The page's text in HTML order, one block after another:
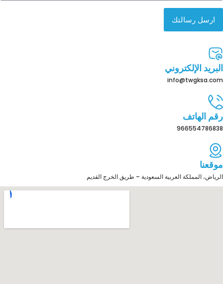
ارسل رسالتك
البريد الإلكتروني
info@twgksa.com
رقم الهاتف
966554786838
موقعنا
الرياض، المملكة العربية السعودية – طريق الخرج القديم